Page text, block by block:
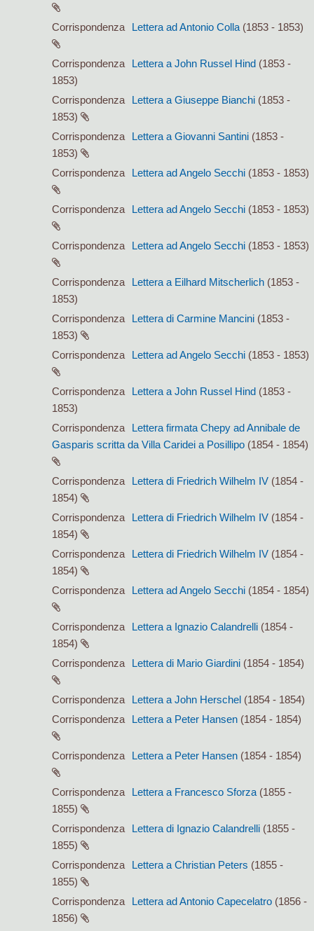
Corrispondenza Lettera ad Antonio Colla (1853 - 1853)
Corrispondenza Lettera a John Russel Hind (1853 -
1853)
Corrispondenza
Lettera a Giuseppe Bianchi (1853 -
1853)
Corrispondenza
Lettera a Giovanni Santini (1853 -
1853)
Corrispondenza
Lettera ad Angelo Secchi (1853 - 1853)
Corrispondenza Lettera ad Angelo Secchi (1853 - 1853)
Corrispondenza Lettera ad Angelo Secchi (1853 - 1853)
Corrispondenza Lettera a Eilhard Mitscherlich (1853 -
1853)
Corrispondenza
Lettera di Carmine Mancini (1853 -
1853)
Corrispondenza
Lettera ad Angelo Secchi (1853 - 1853)
Corrispondenza Lettera a John Russel Hind (1853 -
1853)
Corrispondenza
Lettera firmata Chepy ad Annibale de
Gasparis scritta da Villa Caridei a Posillipo (1854 - 1854)
Corrispondenza Lettera di Friedrich Wilhelm IV (1854 -
1854)
Corrispondenza
Lettera di Friedrich Wilhelm IV (1854 -
1854)
Corrispondenza
Lettera di Friedrich Wilhelm IV (1854 -
1854)
Corrispondenza
Lettera ad Angelo Secchi (1854 - 1854)
Corrispondenza Lettera a Ignazio Calandrelli (1854 -
1854)
Corrispondenza
Lettera di Mario Giardini (1854 - 1854)
Corrispondenza Lettera a John Herschel (1854 - 1854)
Corrispondenza
Lettera a Peter Hansen (1854 - 1854)
Corrispondenza Lettera a Peter Hansen (1854 - 1854)
Corrispondenza Lettera a Francesco Sforza (1855 -
1855)
Corrispondenza
Lettera di Ignazio Calandrelli (1855 -
1855)
Corrispondenza
Lettera a Christian Peters (1855 -
1855)
Corrispondenza
Lettera ad Antonio Capecelatro (1856 -
1856)